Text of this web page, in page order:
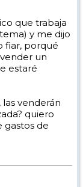
que trabaja
y me dijo
fiar, porqué
un
estaré
venderán
quiero
de